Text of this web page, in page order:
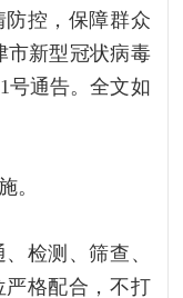
控，保障群众
市新型冠状病毒
号通告。全文如
。
检测、筛查、
格配合，不打